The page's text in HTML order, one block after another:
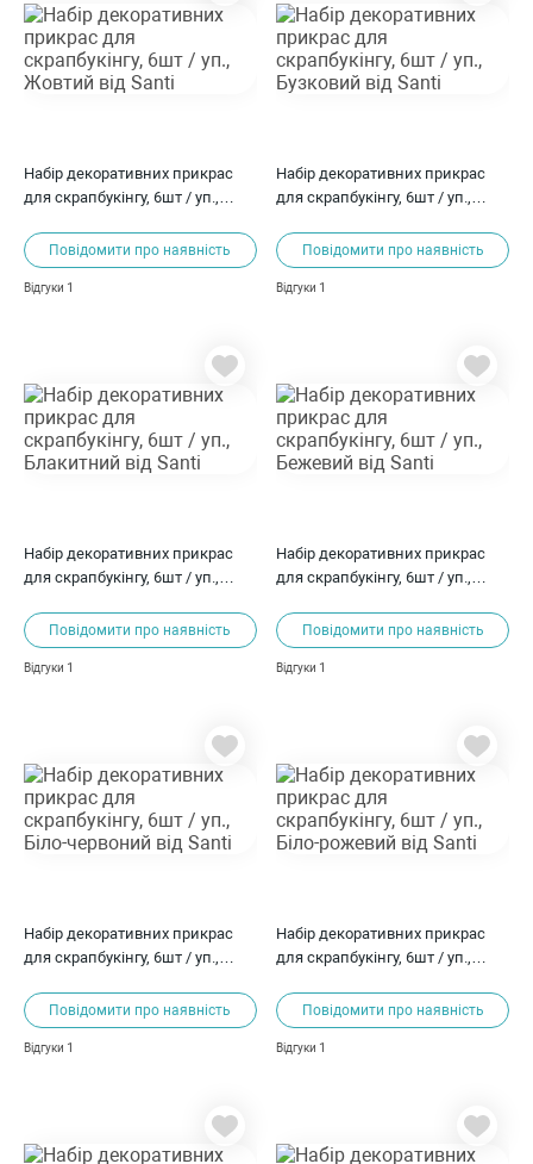
Набір декоративних прикрас
для скрапбукінгу, 6шт / уп.,
Повідомити про наявність
Відгуки 1
Набір декоративних прикрас
для скрапбукінгу, 6шт / уп.,
Повідомити про наявність
Відгуки 1
Набір декоративних прикрас
для скрапбукінгу, 6шт / уп.,
Повідомити про наявність
Відгуки 1
Набір декоративних прикрас
для скрапбукінгу, 6шт / уп.,
Повідомити про наявність
Відгуки 1
Набір декоративних прикрас
для скрапбукінгу, 6шт / уп.,
Повідомити про наявність
Відгуки 1
Набір декоративних прикрас
для скрапбукінгу, 6шт / уп.,
Повідомити про наявність
Відгуки 1